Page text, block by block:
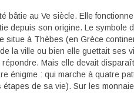
bâtie au Ve siècle. Elle
depuis son origine. Le symbole
situe à Thèbes (en Grèce
la ville ou bien elle guettait ses
Mais elle devait
énigme : qui marche à quatre
de sa vie). Sur les